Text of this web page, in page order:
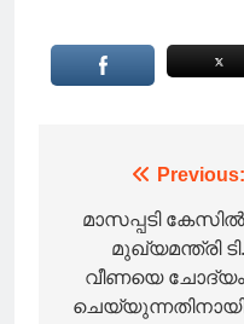
navigation
Previous:
മാസപ്പടി കേസിൽ
മുഖ്യമന്ത്രി ടി.
വീണയെ ചോദ്യം
ചെയ്യുന്നതിനായി